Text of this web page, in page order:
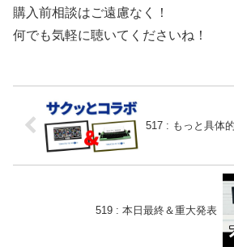
購入前相談はご遠慮なく！
何でも気軽に聴いてくださいね！
517 : もっと具体
519 : 本日最終＆重大発表